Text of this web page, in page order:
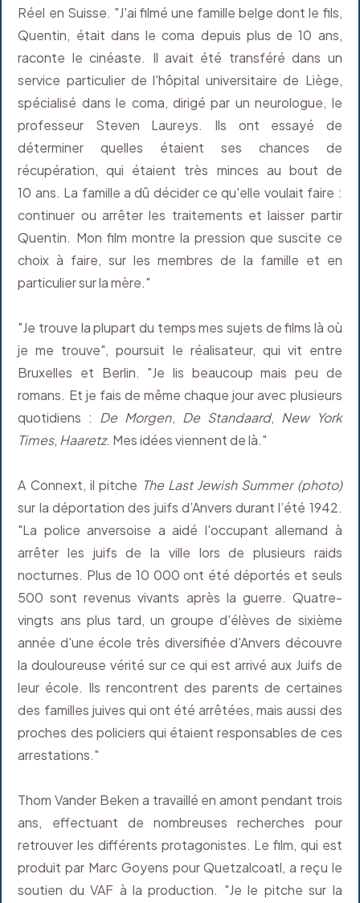
Réel en Suisse. "J'ai filmé une famille belge dont le fils,
Quentin, était dans le coma depuis plus de 10 ans,
raconte le cinéaste. Il avait été transféré dans un
service particulier de l'hôpital universitaire de Liège,
spécialisé dans le coma, dirigé par un neurologue, le
professeur Steven Laureys. Ils ont essayé de
déterminer quelles étaient ses chances de
récupération, qui étaient très minces au bout de
10 ans. La famille a dû décider ce qu'elle voulait faire :
continuer ou arrêter les traitements et laisser partir
Quentin. Mon film montre la pression que suscite ce
choix à faire, sur les membres de la famille et en
particulier sur la mère."
"Je trouve la plupart du temps mes sujets de films là où
je me trouve", poursuit le réalisateur, qui vit entre
Bruxelles et Berlin. "Je lis beaucoup mais peu de
romans. Et je fais de même chaque jour avec plusieurs
quotidiens : De Morgen, De Standaard, New York
Times, Haaretz. Mes idées viennent de là."
A Connext, il pitche The Last Jewish Summer (photo)
sur la déportation des juifs d’Anvers durant l’été 1942.
"La police anversoise a aidé l'occupant allemand à
arrêter les juifs de la ville lors de plusieurs raids
nocturnes. Plus de 10 000 ont été déportés et seuls
500 sont revenus vivants après la guerre. Quatre-
vingts ans plus tard, un groupe d'élèves de sixième
année d'une école très diversifiée d'Anvers découvre
la douloureuse vérité sur ce qui est arrivé aux Juifs de
leur école. Ils rencontrent des parents de certaines
des familles juives qui ont été arrêtées, mais aussi des
proches des policiers qui étaient responsables de ces
arrestations."
Thom Vander Beken a travaillé en amont pendant trois
ans, effectuant de nombreuses recherches pour
retrouver les différents protagonistes. Le film, qui est
produit par Marc Goyens pour Quetzalcoatl, a reçu le
soutien du VAF à la production. "Je le pitche sur la